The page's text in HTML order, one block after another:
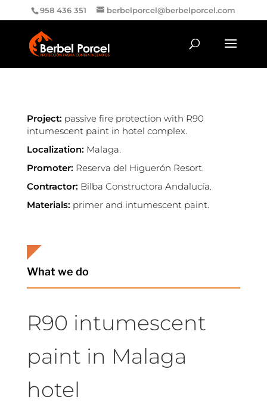
958 436 351 berbelporcel@berbelporcel.com
Project: passive fire protection with R90
intumescent paint in hotel complex.
Localization: Malaga.
Promoter: Reserva del Higuerón Resort.
Contractor: Bilba Constructora Andalucía.
Materials: primer and intumescent paint.
What we do
R90 intumescent
paint in Malaga
hotel